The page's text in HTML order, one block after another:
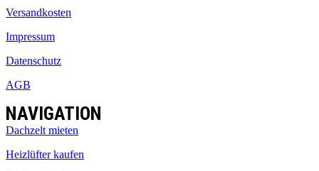
Versandkosten
Impressum
Datenschutz
AGB
NAVIGATION
Dachzelt mieten
Heizlüfter kaufen